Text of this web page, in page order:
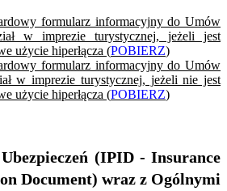
formularz informacyjny do Umów
w imprezie turystycznej, jeżeli jest
użycie hiperłącza (POBIERZ)
formularz informacyjny do Umów
w imprezie turystycznej, jeżeli nie jest
użycie hiperłącza (POBIERZ)
(IPID - Insurance
Document) wraz z Ogólnymi